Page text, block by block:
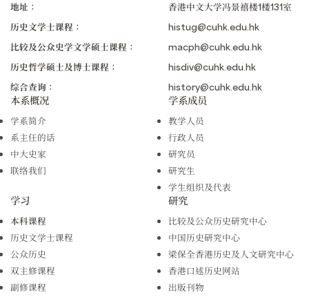
地址：
香港中文大学冯景禧楼1楼131室
历史文学士课程：
histug@cuhk.edu.hk
比较及公众史学文学硕士课程：
macph@cuhk.edu.hk
历史哲学硕士及博士课程：
hisdiv@cuhk.edu.hk
综合查询：
history@cuhk.edu.hk
本系概况
学系简介
系主任的话
中大史家
联络我们
学系成员
教学人员
行政人员
研究员
研究生
学生组织及代表
学习
本科课程
历史文学士课程
公众历史
双主修课程
副修课程
研究
比较及公众历史研究中心
中国历史研究中心
梁保全香港历史及人文研究中心
香港口述历史网站
出版刊物